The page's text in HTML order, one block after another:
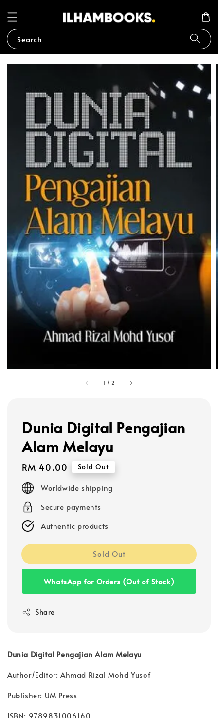
Search
1 / 2
Dunia Digital Pengajian
Alam Melayu
Regular
price
RM 40.00 Sold Out
Worldwide shipping
Secure payments
Authentic products
Sold Out
WhatsApp for Orders (Out of Stock)
Share
Dunia Digital Pengajian Alam Melayu
Author/Editor: Ahmad Rizal Mohd Yusof
Publisher: UM Press
ISBN: 9789831006160